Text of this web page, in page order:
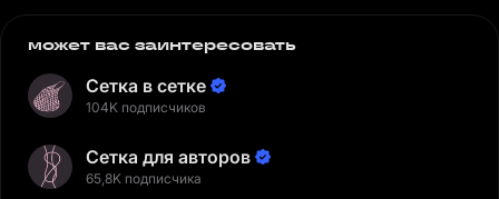
может вас заинтересовать
Сетка в сетке
104K подписчиков
Сетка для авторов
65,8K подписчика